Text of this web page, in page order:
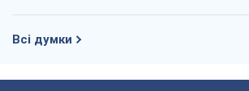
Всі думки